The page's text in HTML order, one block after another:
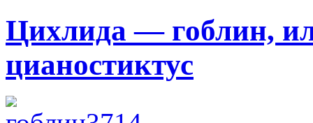
Цихлида — гоблин,
цианостиктус